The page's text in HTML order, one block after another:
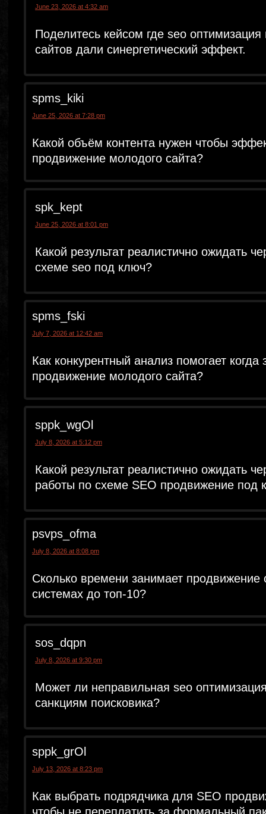
June 23, 2026 at 4:32 am
Поделитесь кейсом где seo
сайтов дали синергетический эффект.
spms_kiki
June 25, 2026 at 7:28 pm
Какой объём контента нужен чтобы
продвижение молодого сайта?
spk_kept
June 25, 2026 at 8:01 pm
Какой результат реалистично ожидать
схеме seo под ключ?
spms_fski
July 7, 2026 at 12:42 am
Как конкурентный анализ помогает когда
продвижение молодого сайта?
sppk_wgOl
July 8, 2026 at 5:12 pm
Какой результат реалистично ожидать
работы по схеме SEO продвижение под
psvps_ofma
July 8, 2026 at 8:08 pm
Сколько времени занимает продвижение
системах до топ-10?
sos_dqpn
July 8, 2026 at 9:30 pm
Может ли неправильная seo
санкциям поисковика?
sppk_grOl
July 13, 2026 at 8:23 pm
Как выбрать подрядчика для SEO
чтобы не переплатить за формальный